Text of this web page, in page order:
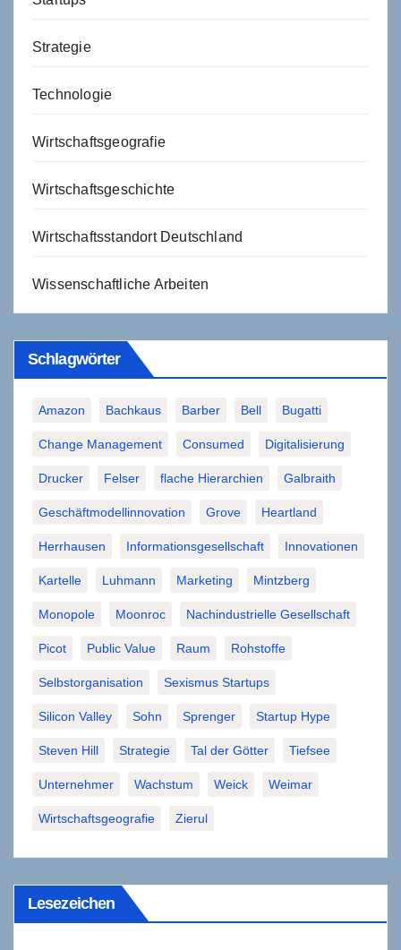
Strategie
Technologie
Wirtschaftsgeografie
Wirtschaftsgeschichte
Wirtschaftsstandort Deutschland
Wissenschaftliche Arbeiten
Schlagwörter
Amazon Bachkaus Barber Bell Bugatti
Change Management Consumed Digitalisierung
Drucker Felser flache Hierarchien Galbraith
Geschäftmodellinnovation Grove Heartland
Herrhausen Informationsgesellschaft Innovationen
Kartelle Luhmann Marketing Mintzberg
Monopole Moonroc Nachindustrielle Gesellschaft
Picot Public Value Raum Rohstoffe
Selbstorganisation Sexismus Startups
Silicon Valley Sohn Sprenger Startup Hype
Steven Hill Strategie Tal der Götter Tiefsee
Unternehmer Wachstum Weick Weimar
Wirtschaftsgeografie Zierul
Lesezeichen